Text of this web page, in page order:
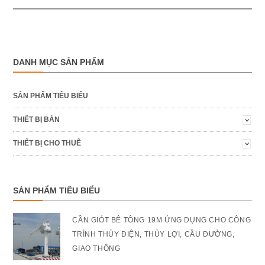
DANH MỤC SẢN PHẨM
SẢN PHẨM TIÊU BIỂU
THIẾT BỊ BÁN
THIẾT BỊ CHO THUÊ
SẢN PHẨM TIÊU BIỂU
CẦN GIÓT BÊ TÔNG 19M ỨNG DỤNG CHO CÔNG
TRÌNH THỦY ĐIỆN, THỦY LỢI, CẦU ĐƯỜNG,
GIAO THÔNG